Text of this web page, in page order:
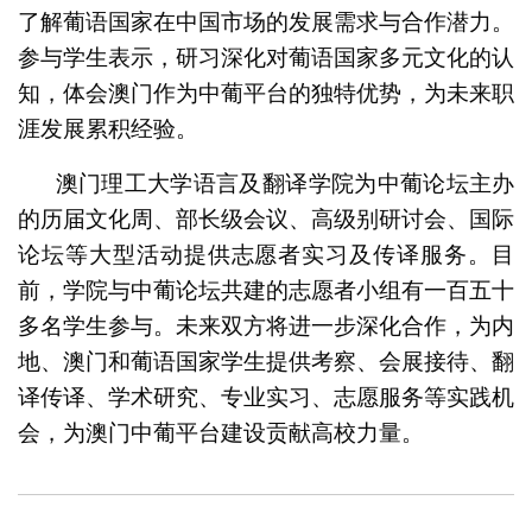
了解葡语国家在中国市场的发展需求与合作潜力。
参与学生表示，研习深化对葡语国家多元文化的认
知，体会澳门作为中葡平台的独特优势，为未来职
涯发展累积经验。
澳门理工大学语言及翻译学院为中葡论坛主办
的历届文化周、部长级会议、高级别研讨会、国际
论坛等大型活动提供志愿者实习及传译服务。目
前，学院与中葡论坛共建的志愿者小组有一百五十
多名学生参与。未来双方将进一步深化合作，为内
地、澳门和葡语国家学生提供考察、会展接待、翻
译传译、学术研究、专业实习、志愿服务等实践机
会，为澳门中葡平台建设贡献高校力量。